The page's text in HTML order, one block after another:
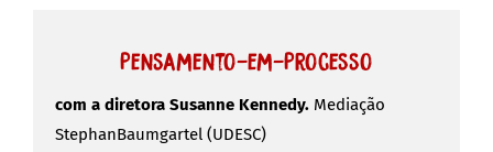
Pensamento-em-Processo
com a diretora Susanne Kennedy. Mediação
StephanBaumgartel (UDESC)